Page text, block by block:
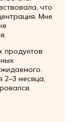
что
Мне
продуктов
2–3 месяца,